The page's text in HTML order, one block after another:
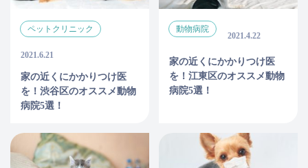
ペットクリニック
2021.6.21
家の近くにかかりつけ医
を！渋谷区のオススメ動物
病院5選！
動物病院
2021.4.22
家の近くにかかりつけ医
を！江東区のオススメ動物
病院5選！